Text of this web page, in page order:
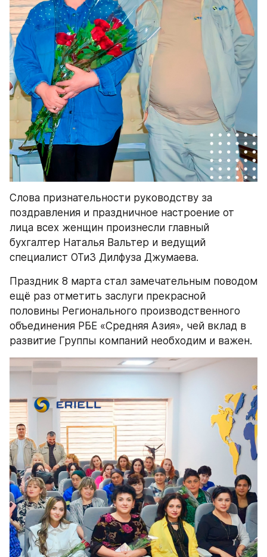
Слова признательности руководству за
поздравления и праздничное настроение от
лица всех женщин произнесли главный
бухгалтер Наталья Вальтер и ведущий
специалист ОТиЗ Дилфуза Джумаева.
Праздник 8 марта стал замечательным поводом
ещё раз отметить заслуги прекрасной
половины Регионального производственного
объединения РБЕ «Средняя Азия», чей вклад в
развитие Группы компаний необходим и важен.